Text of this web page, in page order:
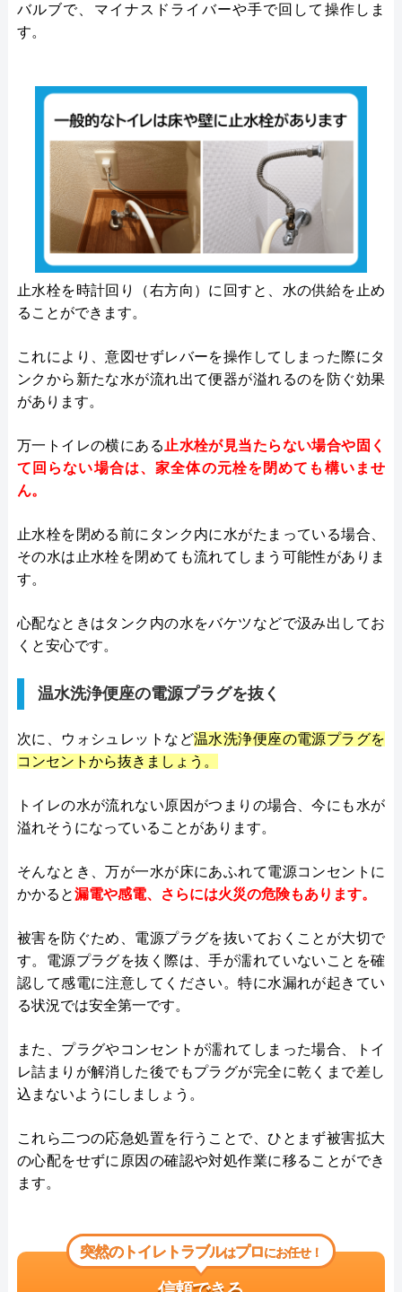
バルブで、マイナスドライバーや手で回して操作しま
す。
止水栓を時計回り（右方向）に回すと、水の供給を止め
ることができます。
これにより、意図せずレバーを操作してしまった際にタ
ンクから新たな水が流れ出て便器が溢れるのを防ぐ効果
があります。
万一トイレの横にある 止水栓が見当たらない場合や固く
て回らない場合は、家全体の元栓を閉めても構いませ
ん。
止水栓を閉める前にタンク内に水がたまっている場合、
その水は止水栓を閉めても流れてしまう可能性がありま
す。
心配なときはタンク内の水をバケツなどで汲み出してお
くと安心です。
温水洗浄便座の電源プラグを抜く
次に、ウォシュレットなど温水洗浄便座の電源プラグを
コンセントから抜きましょう。
トイレの水が流れない原因がつまりの場合、今にも水が
溢れそうになっていることがあります。
そんなとき、万が一水が床にあふれて電源コンセントに
かかると漏電や感電、さらには火災の危険もあります。
被害を防ぐため、電源プラグを抜いておくことが大切で
す。電源プラグを抜く際は、手が濡れていないことを確
認して感電に注意してください。特に水漏れが起きてい
る状況では安全第一です。
また、プラグやコンセントが濡れてしまった場合、トイ
レ詰まりが解消した後でもプラグが完全に乾くまで差し
込まないようにしましょう。
これら二つの応急処置を行うことで、ひとまず被害拡大
の心配をせずに原因の確認や対処作業に移ることができ
ます。
突然のトイレトラブルはプロにお任せ！